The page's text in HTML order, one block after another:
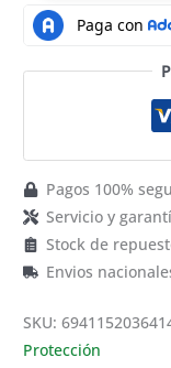
Pagos 100%
Servicio y
Stock de
Envios
SKU:
Protección